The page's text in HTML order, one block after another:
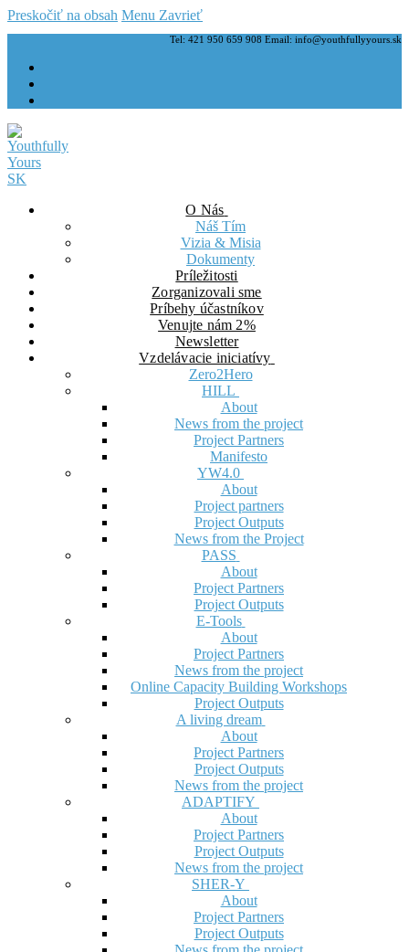
Preskočiť na obsah Menu Zavrieť
Tel: 421 950 659 908 Email: info@youthfullyyours.sk
O Nás
Náš Tím
Vizia & Misia
Dokumenty
Príležitosti
Zorganizovali sme
Príbehy účastníkov
Venujte nám 2%
Newsletter
Vzdelávacie iniciatívy
Zero2Hero
HILL
About
News from the project
Project Partners
Manifesto
YW4.0
About
Project partners
Project Outputs
News from the Project
PASS
About
Project Partners
Project Outputs
E-Tools
About
Project Partners
News from the project
Online Capacity Building Workshops
Project Outputs
A living dream
About
Project Partners
Project Outputs
News from the project
ADAPTIFY
About
Project Partners
Project Outputs
News from the project
SHER-Y
About
Project Partners
Project Outputs